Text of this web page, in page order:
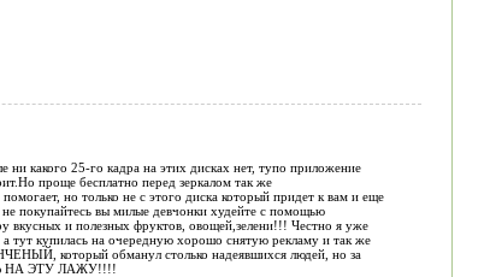
ни какого 25-го кадра на этих дисках нет, тупо приложение
проще бесплатно перед зеркалом так же
но только не с этого диска который придет к вам и еще
покупайтесь вы милые девчонки худейте с помощью
вкусных и полезных фруктов, овощей,зелени!!! Честно я уже
а тут купилась на очередную хорошо снятую рекламу и так же
который обманул столько надеявшихся людей, но за
НА ЭТУ ЛАЖУ!!!!